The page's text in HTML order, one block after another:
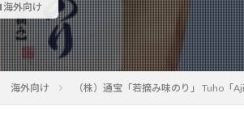
海外向け
海外向け （株）通宝「若摘み味のり」 Tuho「